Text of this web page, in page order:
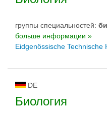
группы специальностей:
больше информации »
Eidgenössische Technische
DE
Биология